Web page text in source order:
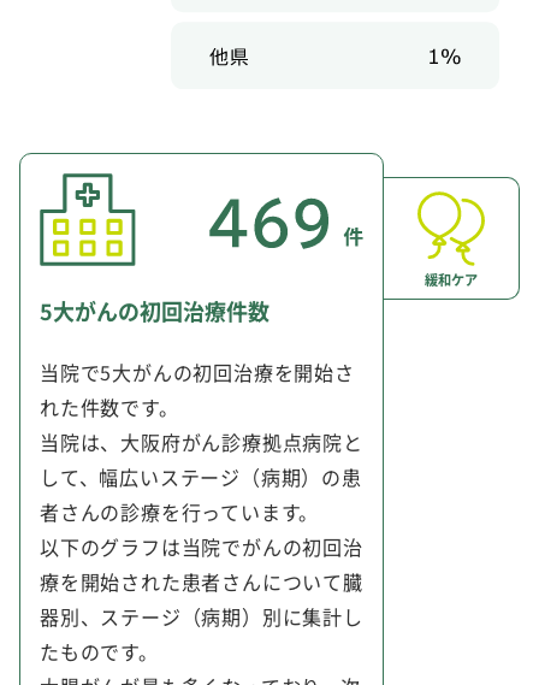
5大がんの初回治療件数
当院で5大がんの初回治療を開始さ
れた件数です。
当院は、大阪府がん診療拠点病院と
して、幅広いステージ（病期）の患
者さんの診療を行っています。
以下のグラフは当院でがんの初回治
療を開始された患者さんについて臓
器別、ステージ（病期）別に集計し
たものです。
緩和ケア